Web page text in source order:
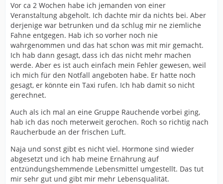
Vor ca 2 Wochen habe ich jemanden von einer
Veranstaltung abgeholt. Ich dachte mir da nichts bei. Aber
derjenige war betrunken und da schlug mir ne ziemliche
Fahne entgegen. Hab ich so vorher noch nie
wahrgenommen und das hat schon was mit mir gemacht.
Ich hab dann gesagt, dass ich das nicht mehr machen
werde. Aber es ist auch einfach mein Fehler gewesen, weil
ich mich für den Notfall angeboten habe. Er hatte noch
gesagt, er könnte ein Taxi rufen. Ich hab damit so nicht
gerechnet.
Auch als ich mal an eine Gruppe Rauchende vorbei ging,
hab ich das noch meterweit gerochen. Roch so richtig nach
Raucherbude an der frischen Luft.
Naja und sonst gibt es nicht viel. Hormone sind wieder
abgesetzt und ich hab meine Ernährung auf
entzündungshemmende Lebensmittel umgestellt. Das tut
mir sehr gut und gibt mir mehr Lebensqualität.